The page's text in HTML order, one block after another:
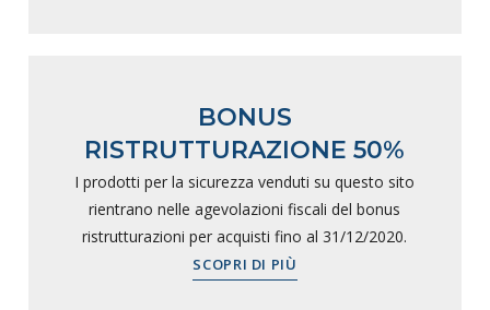
BONUS
RISTRUTTURAZIONE 50%
I prodotti per la sicurezza venduti su questo sito
rientrano nelle agevolazioni fiscali del bonus
ristrutturazioni per acquisti fino al 31/12/2020.
SCOPRI DI PIÙ